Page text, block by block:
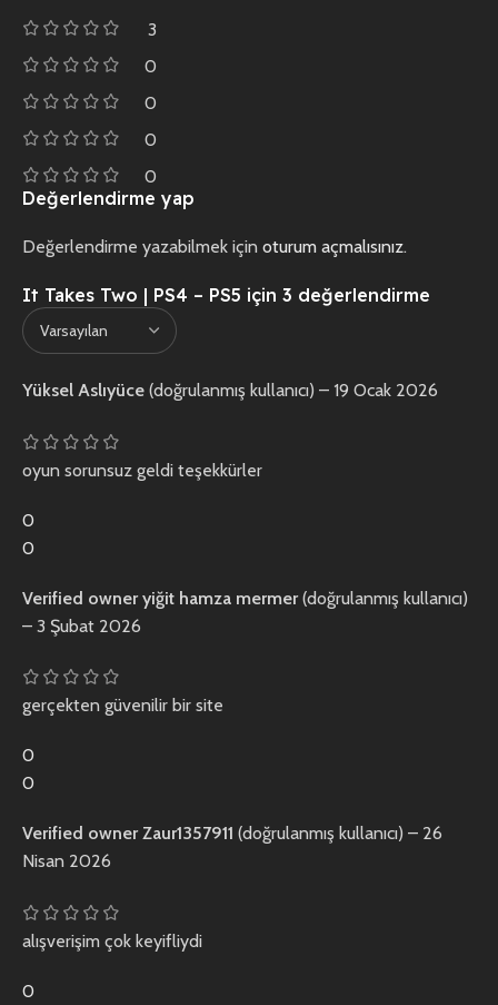
3
0
0
0
0
It Takes Two | PS4 – PS5 için 3 değerlendirme
Yüksel Aslıyüce (doğrulanmış kullanıcı) – 19 Ocak 2026
oyun sorunsuz geldi teşekkürler
0
0
Verified owneryiğit hamza mermer(doğrulanmış kullanıcı)
– 3 Şubat 2026
gerçekten güvenilir bir site
0
0
Verified ownerZaur1357911 (doğrulanmış kullanıcı) – 26
Nisan 2026
alışverişim çok keyifliydi
0
Değerlendirme yap
Değerlendirme yazabilmek için oturum açmalısınız.